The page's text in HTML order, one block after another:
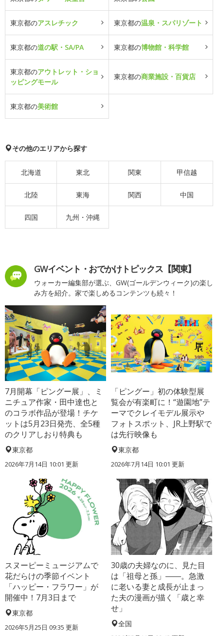
東京都のアスレチック 東京都の温泉・スパリゾート
東京都の道の駅・SA/PA 東京都の博物館・科学館
東京都のアウトレット・ショ
ッピングモール
東京都の商業施設・百貨店
東京都の美術館
その他のエリアから探す
北海道 東北 関東 甲信越
北陸 東海 関西 中国
四国 九州・沖縄
GWイベント・おでかけトピックス【関東】
ウォーカー編集部が選ぶ、GW(ゴールデンウィーク)の楽し
み方を紹介。家で楽しめるコンテンツも続々！
7月開幕「ピングー展」、ミ
ニチュア作家・田中達也と
のコラボ作品が登場！チケ
ットは5月23日発売、全5種
のクリアしおり特典も
東京都
2026年7月14日 10:01 更新
「ピングー」初の体験型展
覧会が有楽町に！“遊園地”テ
ーマでクレイモデル展示や
フォトスポット、JR上野駅で
は先行映像も
東京都
2026年7月14日 10:01 更新
スヌーピーミュージアムで
花だらけの季節イベント
「ハッピー・フラワー」が
開催中！7月3日まで
東京都
2026年5月25日 09:35 更新
30歳の夫婦なのに、見た目
は「祖母と孫」――。急激
に老いる妻と成長が止まっ
た夫の漫画が描く「歳と幸
せ」
全国